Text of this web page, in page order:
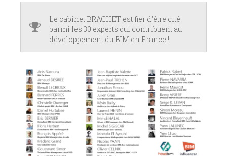
Le cabinet BRACHET est fier d’être cité
parmi les 30 experts qui contribuent au
développement du BIM en France !